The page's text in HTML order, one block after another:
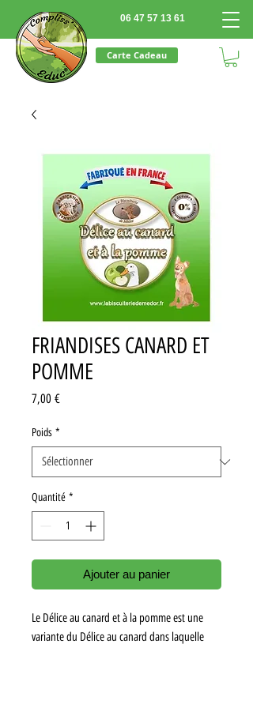
06 47 57 13 61
Carte Cadeau
FRIANDISES CANARD ET
POMME
7,00 €Prix
Poids *
Quantité *
Ajouter au panier
Le Délice au canard et à la pomme est une
variante du Délice au canard dans laquelle